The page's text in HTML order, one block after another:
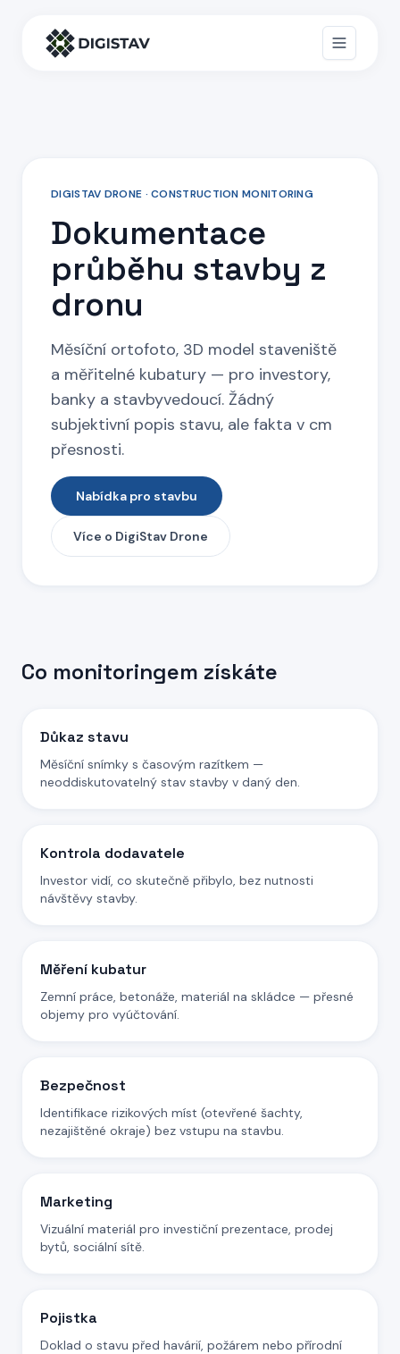
DIGISTAV DRONE · CONSTRUCTION MONITORING
Dokumentace
průběhu stavby z
dronu
Měsíční ortofoto, 3D model staveniště
a měřitelné kubatury — pro investory,
banky a stavbyvedoucí. Žádný
subjektivní popis stavu, ale fakta v cm
přesnosti.
Nabídka pro stavbu
Více o DigiStav Drone
Co monitoringem získáte
Důkaz stavu
Měsíční snímky s časovým razítkem —
neoddiskutovatelný stav stavby v daný den.
Kontrola dodavatele
Investor vidí, co skutečně přibylo, bez nutnosti
návštěvy stavby.
Měření kubatur
Zemní práce, betonáže, materiál na skládce — přesné
objemy pro vyúčtování.
Bezpečnost
Identifikace rizikových míst (otevřené šachty,
nezajištěné okraje) bez vstupu na stavbu.
Marketing
Vizuální materiál pro investiční prezentace, prodej
bytů, sociální sítě.
Pojistka
Doklad o stavu před havárií, požárem nebo přírodní